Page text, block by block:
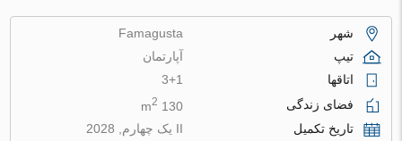
شهر
Famagusta
تیپ
آپارتمان
اتاقها
3+1
فضای زندگی
130 m
2
تاریخ تکمیل II یک چهارم, 2028